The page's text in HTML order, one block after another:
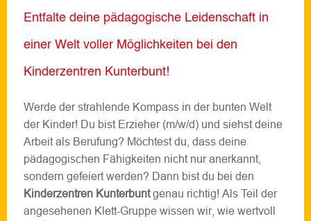
Entfalte deine pädagogische Leidenschaft in
einer Welt voller Möglichkeiten bei den
Kinderzentren Kunterbunt!
Werde der strahlende Kompass in der bunten Welt
der Kinder! Du bist Erzieher (m/w/d) und siehst deine
Arbeit als Berufung? Möchtest du, dass deine
pädagogischen Fähigkeiten nicht nur anerkannt,
sondern gefeiert werden? Dann bist du bei den
Kinderzentren Kunterbuntgenau richtig! Als Teil der
angesehenen Klett-Gruppe wissen wir, wie wertvoll